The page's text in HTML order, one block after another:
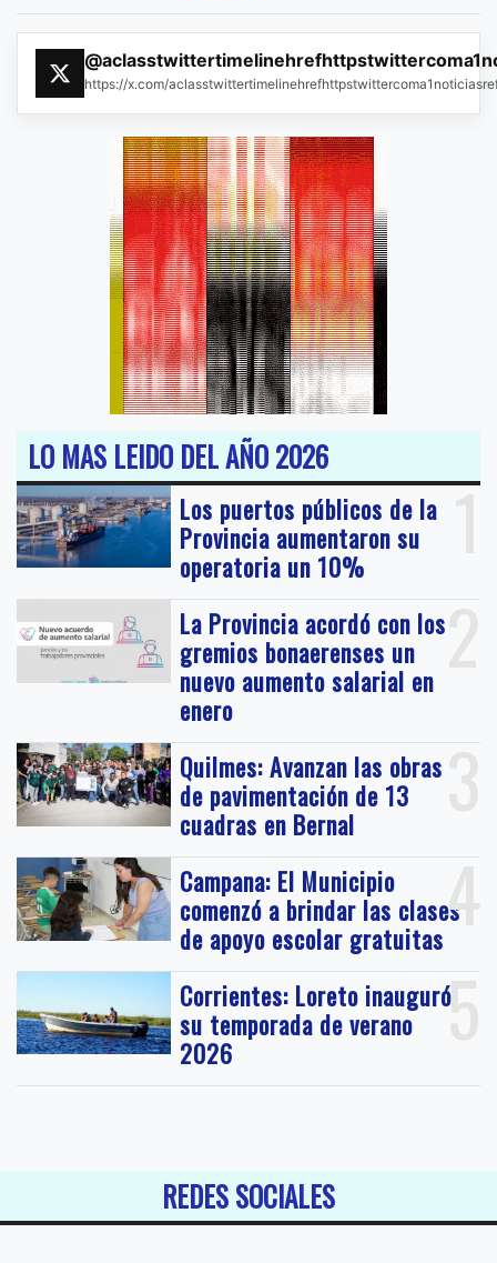
https://x.com/
LO MAS LEIDO DEL AÑO 2026
1
Los puertos públicos de la
Provincia aumentaron su
operatoria un 10%
2
La Provincia acordó con los
gremios bonaerenses un
nuevo aumento salarial en
enero
3
Quilmes: Avanzan las obras
de pavimentación de 13
cuadras en Bernal
4
Campana: El Municipio
comenzó a brindar las clases
de apoyo escolar gratuitas
5
Corrientes: Loreto inauguró
su temporada de verano
2026
REDES SOCIALES